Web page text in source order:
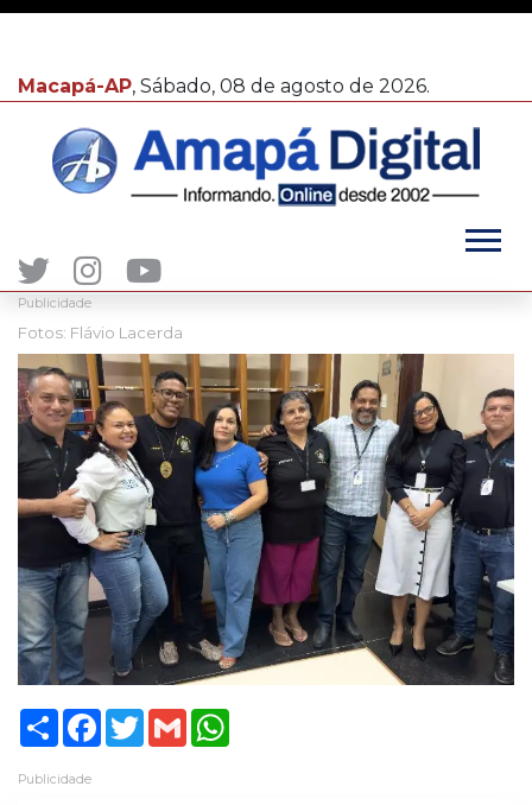
Macapá-AP, Sábado, 08 de agosto de 2026.
Publicidade
Fotos: Flávio Lacerda
ShareFacebook
TwitterGmail
Publicidade